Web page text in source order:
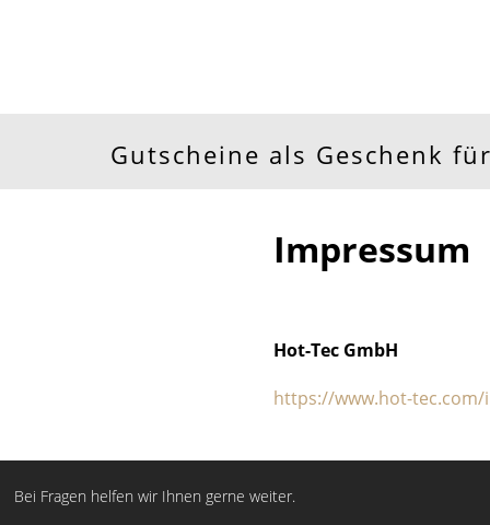
Gutscheine als Geschenk
Impressum
Hot-Tec GmbH
https://www.hot-
Bei Fragen helfen wir Ihnen gerne weiter.